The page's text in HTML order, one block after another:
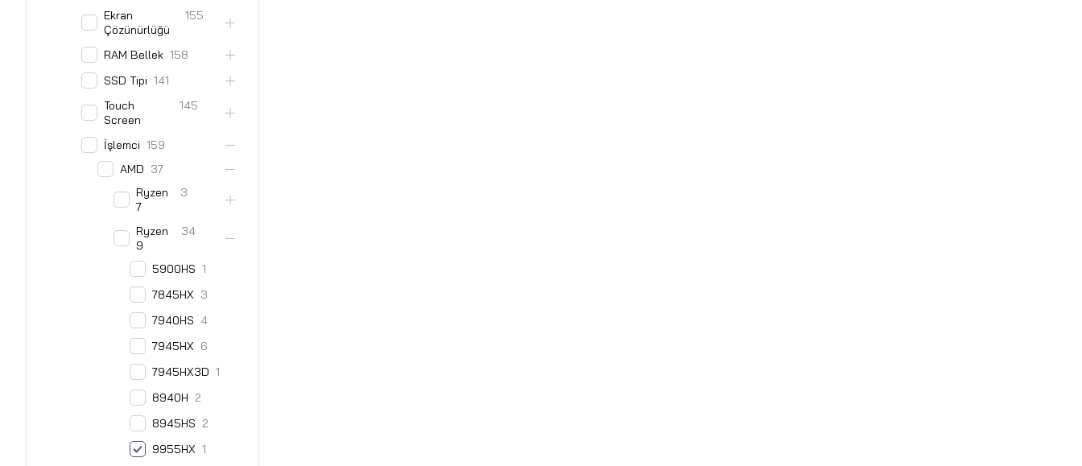
Ekran
Çözünürlüğü
155
RAM Bellek 158
SSD Tipi 141
Touch
Screen
145
İşlemci 159
AMD 37
Ryzen
7
3
Ryzen
9
34
5900HS 1
7845HX 3
7940HS 4
7945HX 6
7945HX3D 1
8940H 2
8945HS 2
9955HX 1